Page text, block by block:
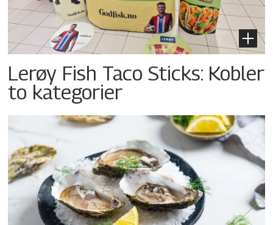
Lerøy Fish Taco Sticks: Kobler
to kategorier